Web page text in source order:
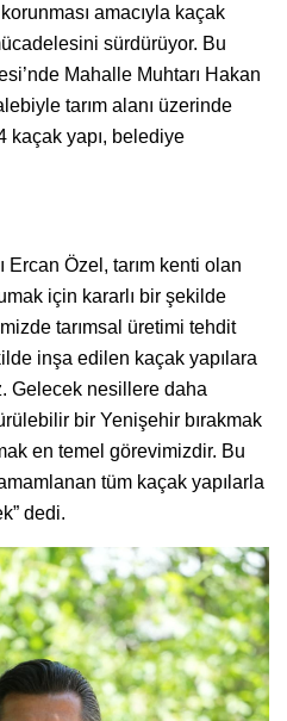
amacıyla kaçak
sürdürüyor. Bu
Mahalle Muhtarı Hakan
tarım alanı üzerinde
kaçak yapı, belediye
Özel, tarım kenti olan
için kararlı bir şekilde
tarımsal üretimi tehdit
inşa edilen kaçak yapılara
Gelecek nesillere daha
bir Yenişehir bırakmak
en temel görevimizdir. Bu
tüm kaçak yapılarla
dedi.